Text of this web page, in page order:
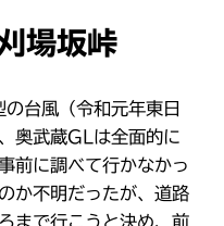
場坂峠
台風（令和元年東日
奥武蔵GLは全面的に
前に調べて行かなかっ
か不明だったが、道路
まで行こうと決め、前